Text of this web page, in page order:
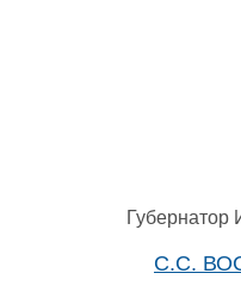
Губернатор
С.С.